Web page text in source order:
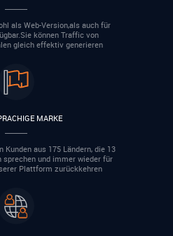
als Web-Version,als auch für
können Traffic von
gleich effektiv generieren
MARKE
Kunden aus 175 Ländern, die 13
sprechen und immer wieder für
Plattform zurückkehren